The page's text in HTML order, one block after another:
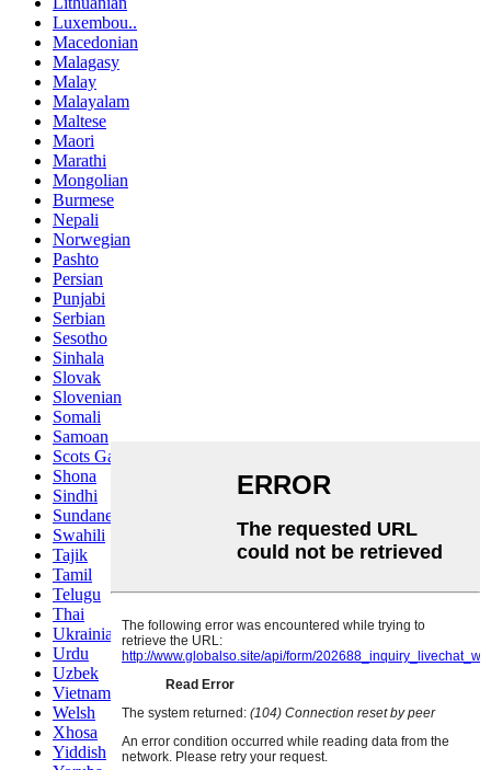
Luxembou..
Macedonian
Malagasy
Malay
Malayalam
Maltese
Maori
Marathi
Mongolian
Burmese
Nepali
Norwegian
Pashto
Persian
Punjabi
Serbian
Sesotho
Sinhala
Slovak
Slovenian
Somali
Samoan
Scots Gaelic
Shona
Sindhi
Sundanese
Swahili
Tajik
Tamil
Telugu
Thai
Ukrainian
Urdu
Uzbek
Vietnamese
Welsh
Xhosa
Yiddish